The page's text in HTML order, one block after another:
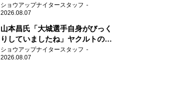
がない」
ショウアップナイタースタッフ
2026.08.07
山本昌氏「大城選手自身がびっく
りしていましたね」ヤクルトのフ
ァースト・澤井の判断を評価
ショウアップナイタースタッフ
2026.08.07